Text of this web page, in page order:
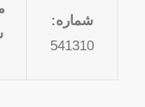
شماره:
541310